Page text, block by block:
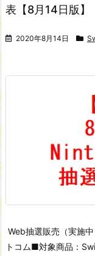
表【8月14日版】
2020年8月14日
Web抽選販売（実施中
トコム■対象商品：